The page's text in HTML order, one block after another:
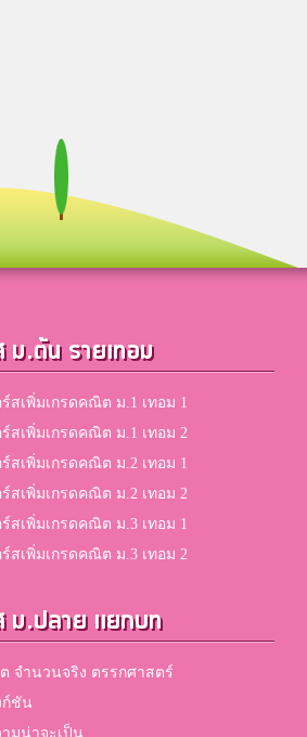
ม.ต้น รายเทอม
สเพิ่มเกรดคณิต ม.1 เทอม 1
สเพิ่มเกรดคณิต ม.1 เทอม 2
สเพิ่มเกรดคณิต ม.2 เทอม 1
สเพิ่มเกรดคณิต ม.2 เทอม 2
สเพิ่มเกรดคณิต ม.3 เทอม 1
สเพิ่มเกรดคณิต ม.3 เทอม 2
ม.ปลาย แยกบท
ต จำนวนจริง ตรรกศาสตร์
ก์ชัน
มน่าจะเป็น